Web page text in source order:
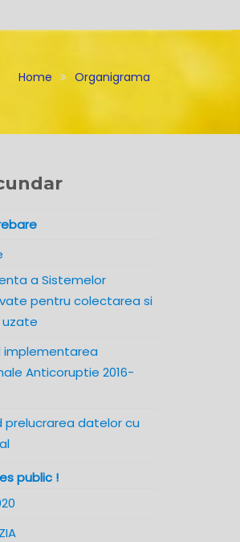
Home Organigrama
a Sistemelor
pentru colectarea si
implementarea
Anticoruptie 2016-
prelucrarea datelor cu
public !